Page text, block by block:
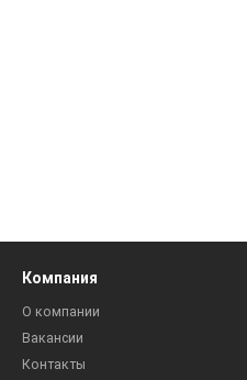
Компания
О компании
Вакансии
Контакты